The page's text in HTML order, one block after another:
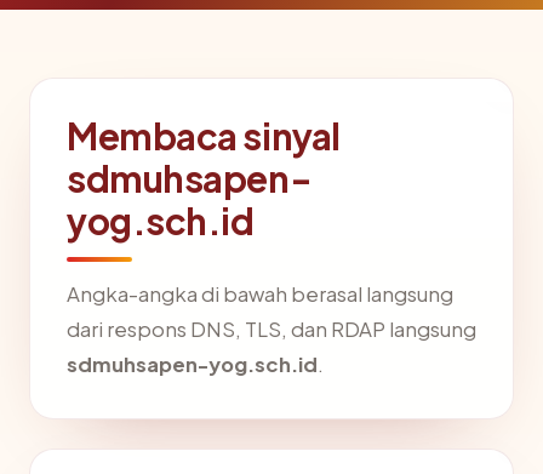
Membaca sinyal
sdmuhsapen-
yog.sch.id
Angka-angka di bawah berasal langsung
dari respons DNS, TLS, dan RDAP langsung
sdmuhsapen-yog.sch.id.